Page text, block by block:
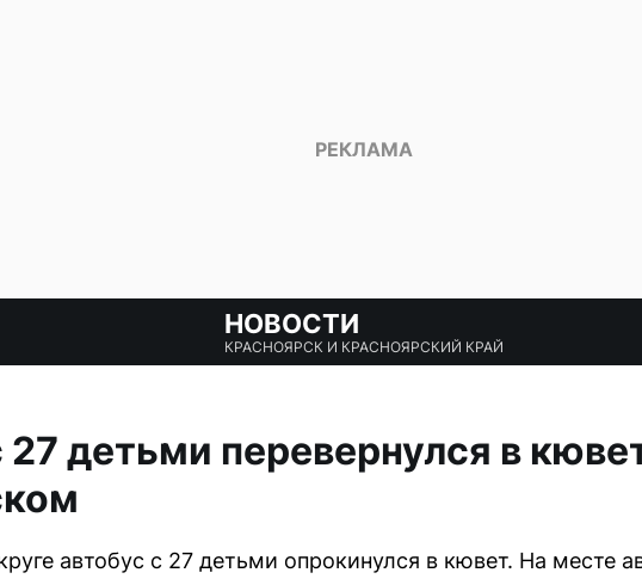
НОВОСТИ
КРАСНОЯРСК И КРАСНОЯРСКИЙ КРАЙ
27 детьми перевернулся в
автобус с 27 детьми опрокинулся в кювет. На месте